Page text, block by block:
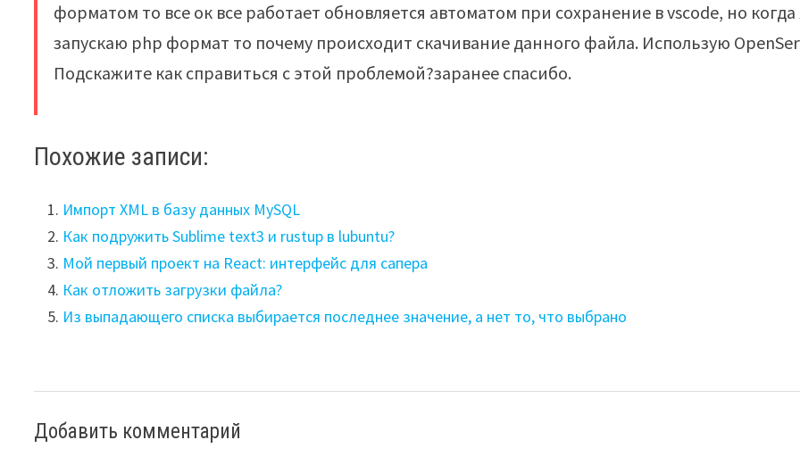
форматом то все ок все работает обновляется автоматом при сохранение в vscode, но когда
запускаю php формат то почему происходит скачивание данного файла. Использую
Подскажите как справиться с этой проблемой?заранее спасибо.
Похожие записи:
Импорт XML в базу данных MySQL
Как подружить Sublime text3 и rustup в lubuntu?
Мой первый проект на React: интерфейс для сапера
Как отложить загрузки файла?
Из выпадающего списка выбирается последнее значение, а нет то, что выбрано
Добавить комментарий